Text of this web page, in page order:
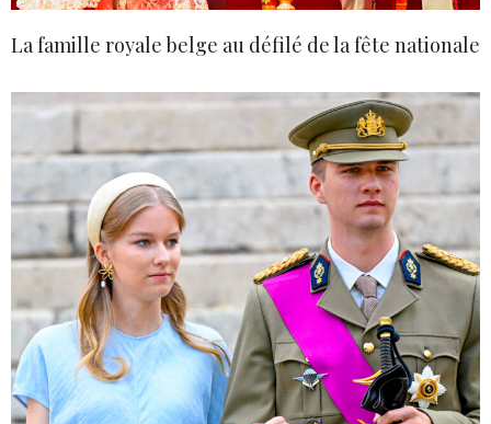
La famille royale belge au défilé de la fête nationale